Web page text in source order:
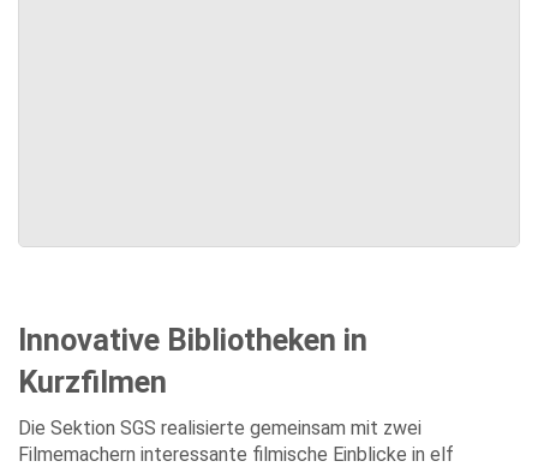
Innovative Bibliotheken in
Kurzfilmen
Die Sektion SGS realisierte gemeinsam mit zwei
Filmemachern interessante filmische Einblicke in elf